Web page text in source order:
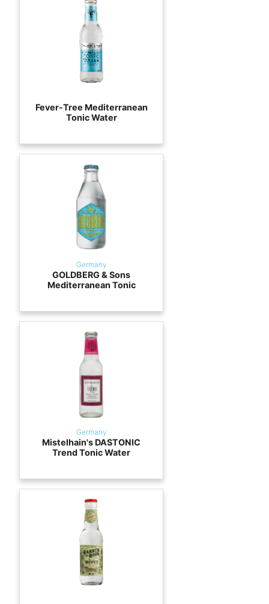
Fever-Tree Mediterranean
Tonic Water
Germany
GOLDBERG & Sons
Mediterranean Tonic
Germany
Mistelhain's DASTONIC
Trend Tonic Water